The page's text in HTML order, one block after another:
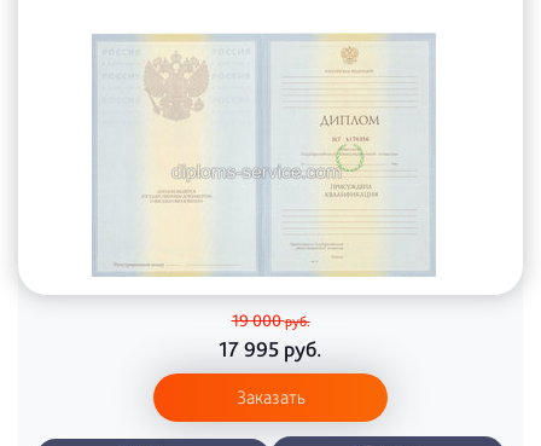
19 000руб.
17 995 руб.
Заказать